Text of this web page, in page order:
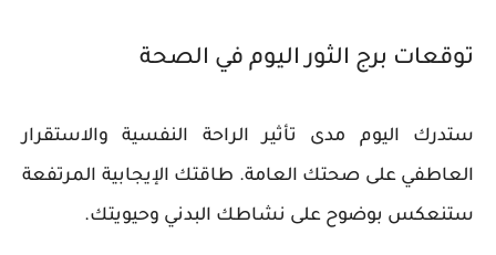
توقعات برج الثور اليوم في الصحة
ستدرك اليوم مدى تأثير الراحة النفسية والاستقرار
العاطفي على صحتك العامة. طاقتك الإيجابية المرتفعة
ستنعكس بوضوح على نشاطك البدني وحيويتك.